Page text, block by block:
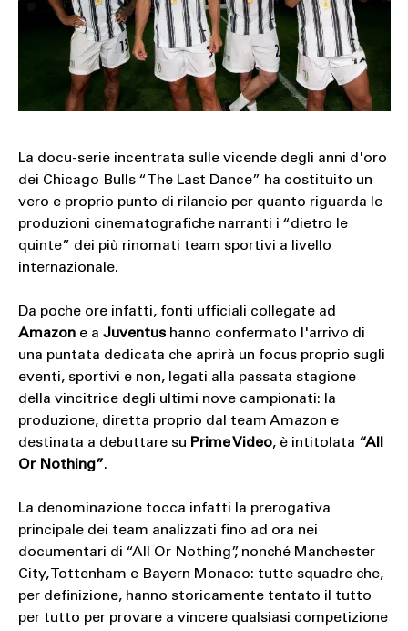
SPORT
TECH
TRAVEL
La docu-serie incentrata sulle vicende degli anni d'oro
dei Chicago Bulls “The Last Dance” ha costituito un
vero e proprio punto di rilancio per quanto riguarda le
produzioni cinematografiche narranti i “dietro le
quinte” dei più rinomati team sportivi a livello
internazionale.
Da poche ore infatti, fonti ufficiali collegate ad
Amazone a Juventushanno confermato l'arrivo di
una puntata dedicata che aprirà un focus proprio sugli
eventi, sportivi e non, legati alla passata stagione
della vincitrice degli ultimi nove campionati: la
produzione, diretta proprio dal team Amazon e
destinata a debuttare su Prime Video, è intitolata “All
Or Nothing”.
La denominazione tocca infatti la prerogativa
principale dei team analizzati fino ad ora nei
documentari di “All Or Nothing”, nonché Manchester
City, Tottenham e Bayern Monaco: tutte squadre che,
per definizione, hanno storicamente tentato il tutto
per tutto per provare a vincere qualsiasi competizione